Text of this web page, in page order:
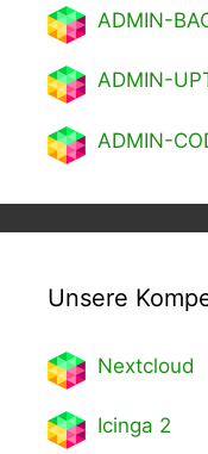
ADMIN-
ADMIN-
ADMIN-
Unsere
Nextcloud
Icinga 2